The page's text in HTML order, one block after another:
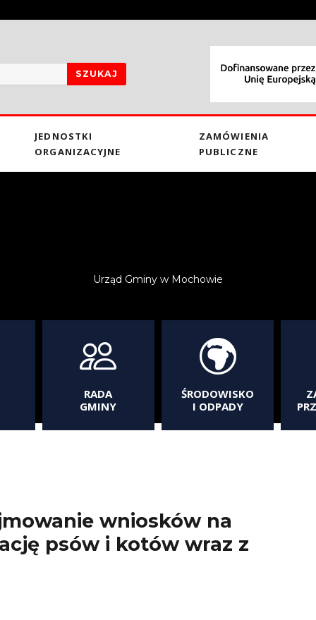
Urząd Gminy w Mochowie
SZUKAJ
JEDNOSTKI
ORGANIZACYJNE
ZAMÓWIENIA
PUBLICZNE
RADA
GMINY
ŚRODOWISKO
I ODPADY
wniosków na
psów i kotów wraz z